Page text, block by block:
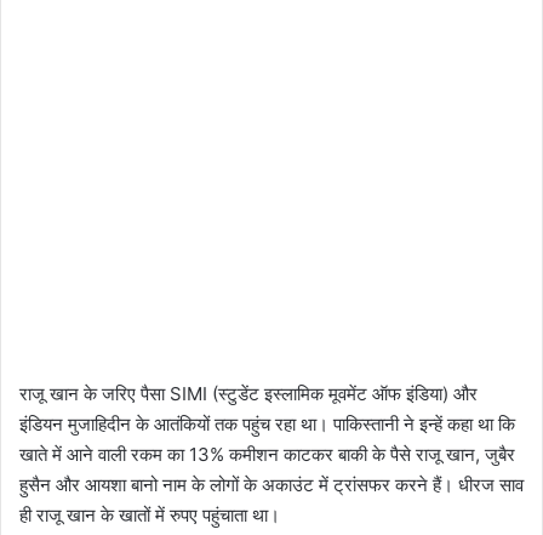
राजू खान के जरिए पैसा SIMI (स्टुडेंट इस्लामिक मूवमेंट ऑफ इंडिया) और
इंडियन मुजाहिदीन के आतंकियों तक पहुंच रहा था। पाकिस्तानी ने इन्हें कहा था कि
खाते में आने वाली रकम का 13% कमीशन काटकर बाकी के पैसे राजू खान, जुबैर
हुसैन और आयशा बानो नाम के लोगों के अकाउंट में ट्रांसफर करने हैं। धीरज साव
ही राजू खान के खातों में रुपए पहुंचाता था।